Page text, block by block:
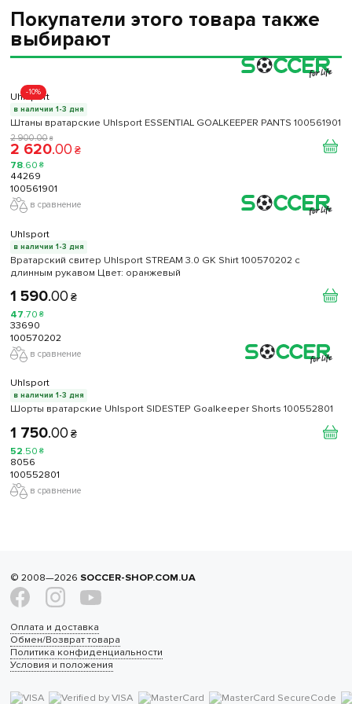
Покупатели этого товара также
выбирают
-10%
Uhlsport
в наличии 1-3 дня
Штаны вратарские Uhlsport ESSENTIAL GOALKEEPER PANTS 100561901
2 900.00 ₴
2 620.00 ₴
78.60 ₴
44269
100561901
в сравнение
Uhlsport
в наличии 1-3 дня
Вратарский свитер Uhlsport STREAM 3.0 GK Shirt 100570202 с
длинным рукавом Цвет: оранжевый
1 590.00 ₴
47.70 ₴
33690
100570202
в сравнение
Uhlsport
в наличии 1-3 дня
Шорты вратарские Uhlsport SIDESTEP Goalkeeper Shorts 100552801
1 750.00 ₴
52.50 ₴
8056
100552801
в сравнение
© 2008—2026 SOCCER-SHOP.COM.UA
Оплата и доставка
Обмен/Возврат товара
Политика конфиденциальности
Условия и положения